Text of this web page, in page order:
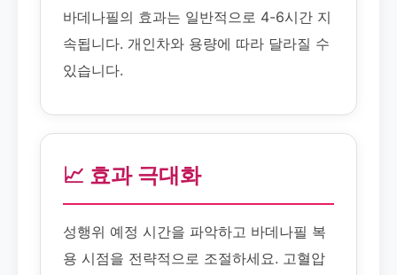
바데나필의 효과는 일반적으로 4-6시간 지
속됩니다. 개인차와 용량에 따라 달라질 수
있습니다.
📈 효과 극대화
성행위 예정 시간을 파악하고 바데나필 복
용 시점을 전략적으로 조절하세요. 고혈압